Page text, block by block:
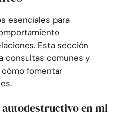
esenciales para
Esta sección
consultas comunes y
fomentar
autodestructivo en mi